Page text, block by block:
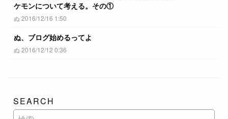
ケモンについて考える。その①
ぬ 2016/12/16 1:50
ぬ、ブログ始めるってよ
ぬ 2016/12/12 0:36
SEARCH